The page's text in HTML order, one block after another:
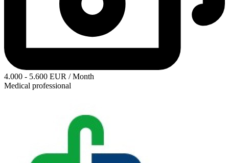
4.000 - 5.600 EUR / Month
Medical professional